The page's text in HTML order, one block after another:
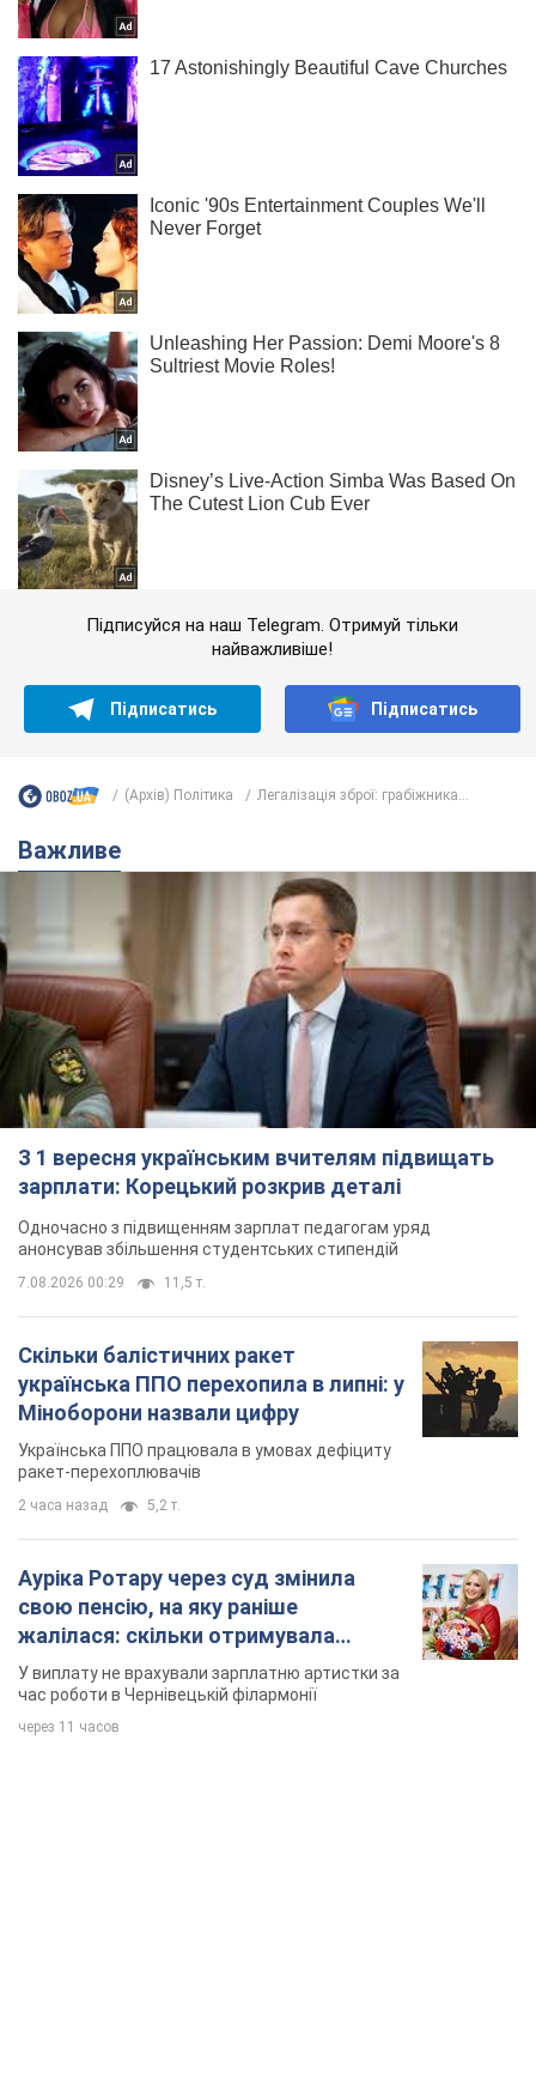
Підписуйся на наш Telegram. Отримуй тільки
найважливіше!
Підписатись Підписатись
(Архів) Політика Легалізація зброї: грабіжника...
Важливе
З 1 вересня українським вчителям підвищать
зарплати: Корецький розкрив деталі
Одночасно з підвищенням зарплат педагогам уряд
анонсував збільшення студентських стипендій
7.08.2026 00:29 11,5 т.
Скільки балістичних ракет
українська ППО перехопила в липні: у
Міноборони назвали цифру
Українська ППО працювала в умовах дефіциту
ракет-перехоплювачів
2 часа назад 5,2 т.
Ауріка Ротару через суд змінила
свою пенсію, на яку раніше
жалілася: скільки отримувала
співачка
У виплату не врахували зарплатню артистки за
час роботи в Чернівецькій філармонії
через 11 часов